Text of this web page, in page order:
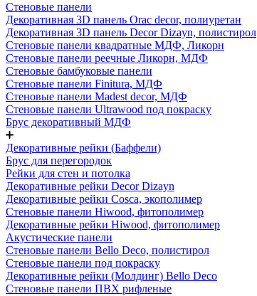
Стеновые панели
Декоративная 3D панель Orac decor, полиуретан
Декоративная 3D панель Decor Dizayn, полистирол
Стеновые панели квадратные МДФ, Ликорн
Стеновые панели реечные Ликорн, МДФ
Стеновые бамбуковые панели
Стеновые панели Finitura, МДФ
Стеновые панели Madest decor, МДФ
Стеновые панели Ultrawood под покраску
Брус декоративный МДФ
Декоративные рейки (Баффели)
Брус для перегородок
Рейки для стен и потолка
Декоративные рейки Decor Dizayn
Декоративные рейки Cosca, экополимер
Стеновые панели Hiwood, фитополимер
Декоративные рейки Hiwood, фитополимер
Акустические панели
Стеновые панели Bello Deco, полистирол
Стеновые панели под покраску
Декоративные рейки (Молдинг) Bello Deco
Стеновые панели ПВХ рифленые